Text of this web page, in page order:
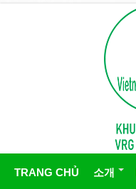
TRANG CHỦ 소개